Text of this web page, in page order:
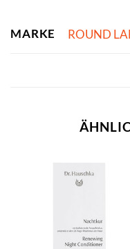
MARKE ROUND